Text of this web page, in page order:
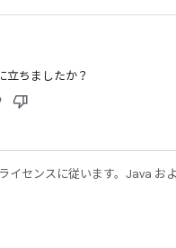
立ちましたか？
イセンスに従います。Java お